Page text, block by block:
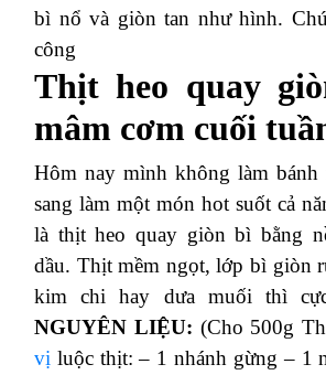
bì nổ và giòn tan như hình.
công
Thịt heo quay
mâm cơm cuối
Hôm nay mình không làm bánh
sang làm một món hot suốt cả
là thịt heo quay giòn bì bằng
dầu. Thịt mềm ngọt, lớp bì giòn
kim chi hay dưa muối thì
NGUYÊN LIỆU: (Cho 500g
vị luộc thịt: – 1 nhánh gừng – 1